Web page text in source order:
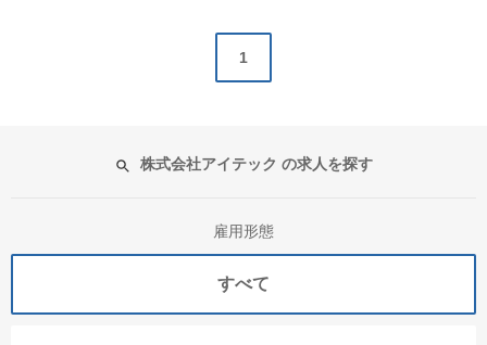
1
株式会社アイテック の求人を探す
雇用形態
すべて